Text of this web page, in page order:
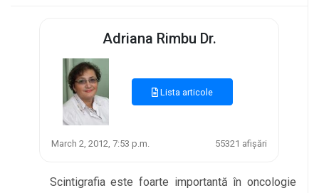
Adriana Rimbu Dr.
Lista articole
March 2, 2012, 7:53 p.m. 55321 afișări
Scintigrafia este foarte importantă în oncologie